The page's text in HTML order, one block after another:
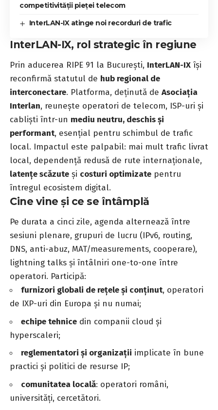
competitivității pieței telecom
InterLAN-IX atinge noi recorduri de trafic
InterLAN-IX, rol strategic în regiune
Prin aducerea RIPE 91 la București, InterLAN-IX își
reconfirmă statutul de hub regional de
interconectare. Platforma, deținută de Asociația
Interlan, reunește operatori de telecom, ISP-uri și
cabliști într-un mediu neutru, deschis și
performant, esențial pentru schimbul de trafic
local. Impactul este palpabil: mai mult trafic livrat
local, dependență redusă de rute internaționale,
latențe scăzute și costuri optimizate pentru
întregul ecosistem digital.
Cine vine și ce se întâmplă
Pe durata a cinci zile, agenda alternează între
sesiuni plenare, grupuri de lucru (IPv6, routing,
DNS, anti-abuz, MAT/measurements, cooperare),
lightning talks și întâlniri one-to-one între
operatori. Participă:
furnizori globali de rețele și conținut, operatori
de IXP-uri din Europa și nu numai;
echipe tehnice din companii cloud și
hyperscaleri;
reglementatori și organizații implicate în bune
practici și politici de resurse IP;
comunitatea locală: operatori români,
universități, cercetători.